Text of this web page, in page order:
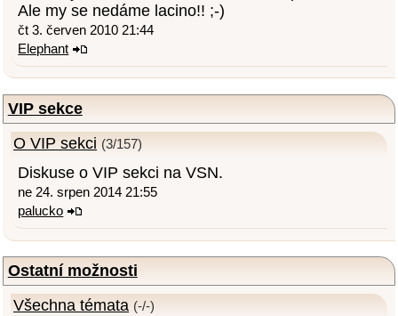
Ale my se nedáme lacino!! ;-)
čt 3. červen 2010 21:44
Elephant
VIP sekce
O VIP sekci (3/157)
Diskuse o VIP sekci na VSN.
ne 24. srpen 2014 21:55
palucko
Ostatní možnosti
Všechna témata (-/-)